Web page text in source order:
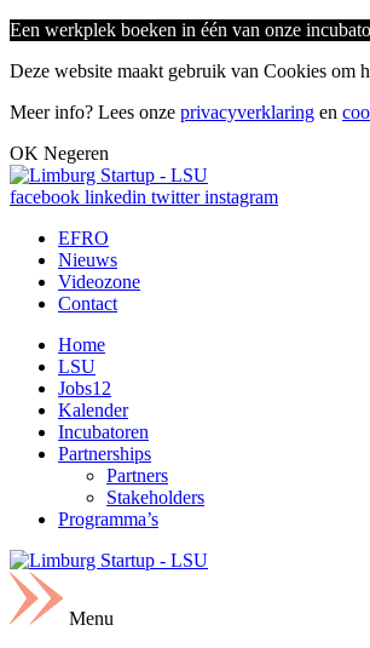
Een werkplek boeken in één van onze
Deze website maakt gebruik van Cookies om
Meer info? Lees onze privacyverklaring en
OK Negeren
facebook linkedin twitterinstagram
EFRO
Nieuws
Videozone
Contact
Home
LSU
Jobs12
Kalender
Incubatoren
Partnerships
Partners
Stakeholders
Programma’s
Menu